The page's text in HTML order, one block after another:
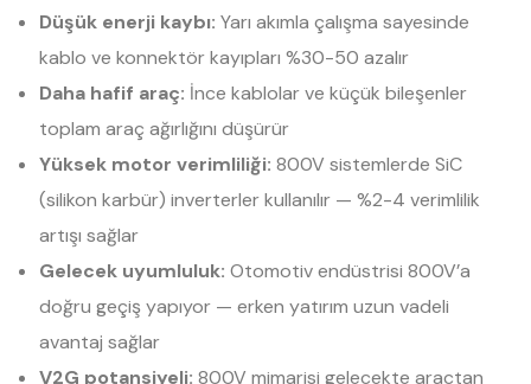
Düşük enerji kaybı: Yarı akımla çalışma sayesinde
kablo ve konnektör kayıpları %30-50 azalır
Daha hafif araç: İnce kablolar ve küçük bileşenler
toplam araç ağırlığını düşürür
Yüksek motor verimliliği: 800V sistemlerde SiC
(silikon karbür) inverterler kullanılır — %2-4 verimlilik
artışı sağlar
Gelecek uyumluluk: Otomotiv endüstrisi 800V’a
doğru geçiş yapıyor — erken yatırım uzun vadeli
avantaj sağlar
V2G potansiyeli: 800V mimarisi gelecekte aractan